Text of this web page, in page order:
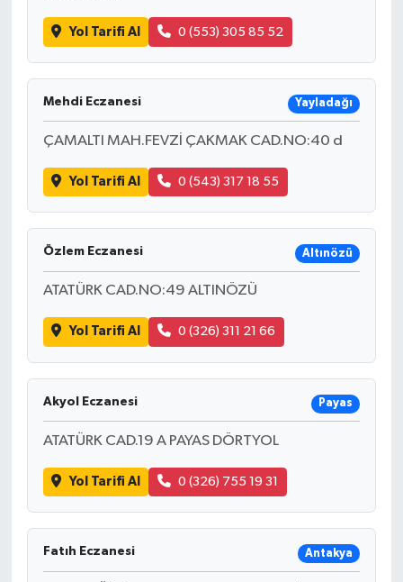
Yol Tarifi Al 0 (553) 305 85 52
Mehdi Eczanesi Yayladağı
ÇAMALTI MAH.FEVZİ ÇAKMAK CAD.NO:40 d
Yol Tarifi Al 0 (543) 317 18 55
Özlem Eczanesi Altınözü
ATATÜRK CAD.NO:49 ALTINÖZÜ
Yol Tarifi Al 0 (326) 311 21 66
Akyol Eczanesi Payas
ATATÜRK CAD.19 A PAYAS DÖRTYOL
Yol Tarifi Al 0 (326) 755 19 31
Fatıh Eczanesi Antakya